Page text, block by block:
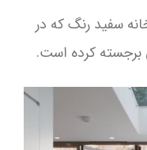
سفید رنگ که در
برجسته کرده است.